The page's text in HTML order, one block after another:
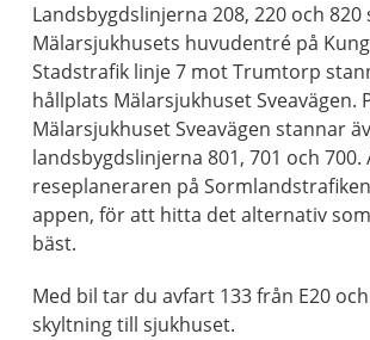
Landsbygdslinjerna 208, 220 och
Mälarsjukhusets huvudentré på
Stadstrafik linje 7 mot Trumtorp
hållplats Mälarsjukhuset Sveavägen.
Mälarsjukhuset Sveavägen stannar
landsbygdslinjerna 801, 701 och 700.
reseplaneraren på
appen, för att hitta det alternativ
bäst.
Med bil tar du avfart 133 från E20
skyltning till sjukhuset.